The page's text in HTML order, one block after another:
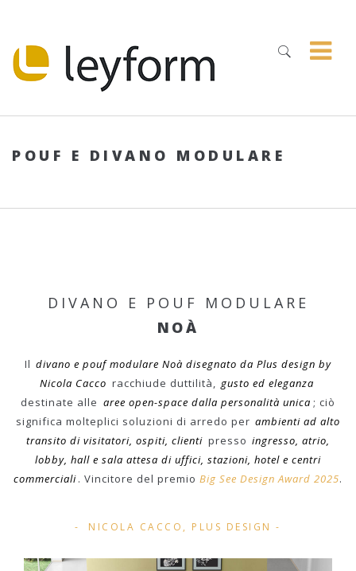
POUF E DIVANO MODULARE
DIVANO E POUF MODULARE
NOÀ
Il divano e pouf modulare Noà disegnato da Plus design by
Nicola Cacco racchiude duttilità, gusto ed eleganza
destinate alle aree open-space dalla personalità unica ; ciò
significa molteplici soluzioni di arredo per ambienti ad alto
transito di visitatori, ospiti, clienti presso ingresso, atrio,
lobby, hall e sala attesa di uffici, stazioni, hotel e centri
commerciali. Vincitore del premioBig See Design Award 2025.
NICOLA CACCO, PLUS DESIGN -